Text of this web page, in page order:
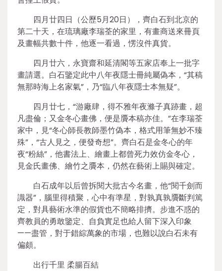
四月廿四日（公歷5月20日），齊白石到北京的
第二十天，在琉璃廠李瑞荃的家里，有畫商送來冊頁
及畫幅共數十件，他逐一看過，愣沒件真貨。
四月廿六，永寶齋和延清閣等五家店奉上一批字
畫請選。白石鑒定此中八年夜隱士冊純屬偽本，“其稿
無那時海上名家氣”，乃“臨八年夜隱士本無疑”。
四月廿七，“游廠肆，得不雅年夜滌子真跡畫，超
凡盡倫；又金冬心畫佛，便是贗本稿亦佳。”在李瑞荃
家中，見“冬心師長教師墨竹偽本，格式用筆無妙不臻
殊”，“古人見之，便發奇想”。齊白石是金冬心的年
夜“粉絲”，他書法上、繪畫上都曾死力效仿金冬心，
見金氏畫佛、繪竹之贗本，仍然在藝術上賜與確定。
白石成年以后曾拆閱大批古今名畫，他“閱千劍而
識器”，腦里得積聚，心中有準星，對孰真孰贗斷判篤
定，對具藝術水準的假貨也不簡略排擠。步進不惑的
齊教員的勇敢鑒定、自負實足也給人留下深入印象
——盡管，對于錯綜萬象的市場，也難以說白石未有
偏頗。
出行千里 柔腸百結